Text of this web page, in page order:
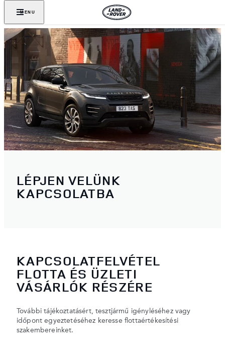
MENU
LÉPJEN VELÜNK
KAPCSOLATBA
KAPCSOLATFELVÉTEL
FLOTTA ÉS ÜZLETI
VÁSÁRLÓK RÉSZÉRE
További tájékoztatásért, tesztjármű igényléséhez vagy
időpont egyeztetéséhez keresse flottaértékesítési
szakembereinket.